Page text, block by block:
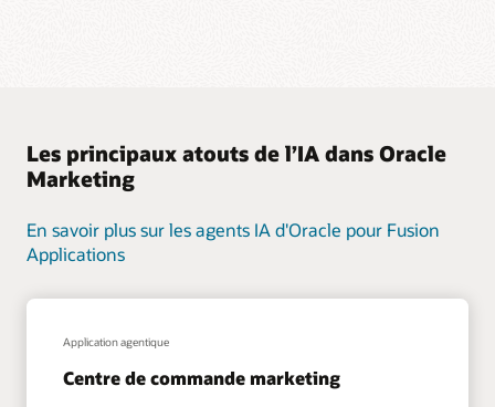
Les principaux atouts de l’IA dans Oracle
Marketing
En savoir plus sur les agents IA d'Oracle pour Fusion
Applications
Application agentique
Centre de commande marketing